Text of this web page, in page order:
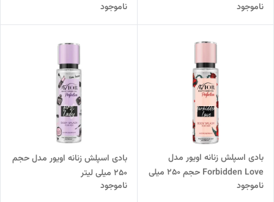
ناموجود
ناموجود
بادی اسپلش زنانه اویور مدل
Forbidden Love حجم 250 میلی
لیتر
ناموجود
بادی اسپلش زنانه اویور مدل حجم
250 میلی لیتر
ناموجود